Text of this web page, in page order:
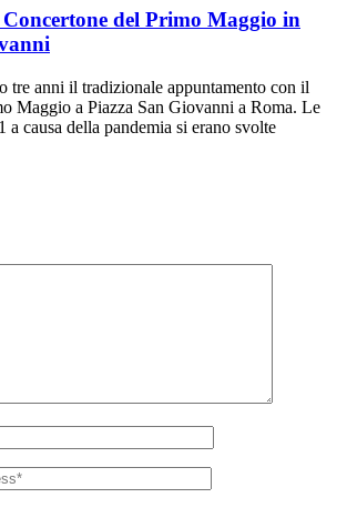
del Primo Maggio in
tre anni il tradizionale appuntamento con il
Maggio a Piazza San Giovanni a Roma. Le
a causa della pandemia si erano svolte